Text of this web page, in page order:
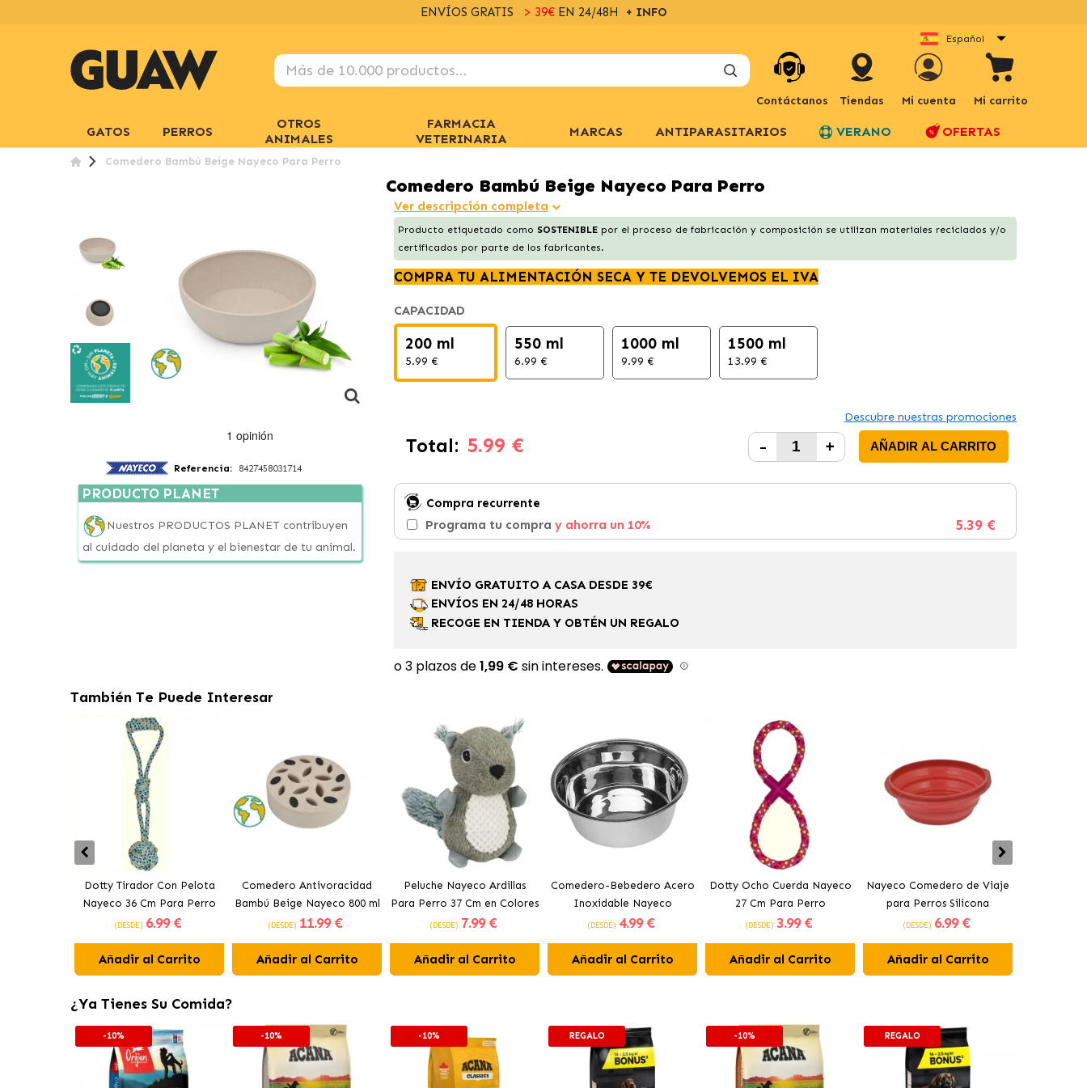
ENVÍOS GRATIS > 39€EN 24/48H + INFO
Español
Contáctanos Tiendas Mi cuenta Mi carrito
GATOS PERROS
OTROS
ANIMALES
FARMACIA
VETERINARIA
MARCAS ANTIPARASITARIOS VERANO OFERTAS
Comedero Bambú Beige Nayeco Para Perro
Comedero Bambú Beige Nayeco Para Perro
Referencia: 8427458031714
PRODUCTO PLANET
Nuestros PRODUCTOS PLANET contribuyen
al cuidado del planeta y el bienestar de tu animal.
Ver descripción completa
Producto etiquetado como SOSTENIBLEpor el proceso de fabricación y composición se utilizan materiales reciclados y/o
certificados por parte de los fabricantes.
COMPRA TU ALIMENTACIÓN SECA Y TE DEVOLVEMOS EL IVA
CAPACIDAD
200 ml
5.99 €
550 ml
6.99 €
1000 ml
9.99 €
1500 ml
13.99 €
Descubre nuestras promociones
Total: 5.99 € - + AÑADIR AL CARRITO
Compra recurrente
Programa tu compra y ahorra un 10% 5.39 €
ENVÍO GRATUITO A CASA DESDE 39€
ENVÍOS EN 24/48 HORAS
RECOGE EN TIENDA Y OBTÉN UN REGALO
También Te Puede Interesar
Dotty Tirador Con Pelota
Nayeco 36 Cm Para Perro
(DESDE) 6.99 €
Añadir al Carrito
Comedero Antivoracidad
Bambú Beige Nayeco 800 ml
(DESDE) 11.99 €
Añadir al Carrito
Peluche Nayeco Ardillas
Para Perro 37 Cm en Colores
Surtidos
(DESDE) 7.99 €
Añadir al Carrito
Comedero-Bebedero Acero
Inoxidable Nayeco
(DESDE) 4.99 €
Añadir al Carrito
Dotty Ocho Cuerda Nayeco
27 Cm Para Perro
(DESDE) 3.99 €
Añadir al Carrito
Nayeco Comedero de Viaje
para Perros Silicona
(DESDE) 6.99 €
Añadir al Carrito
¿Ya Tienes Su Comida?
-10% -10% -10% REGALO -10% REGALO